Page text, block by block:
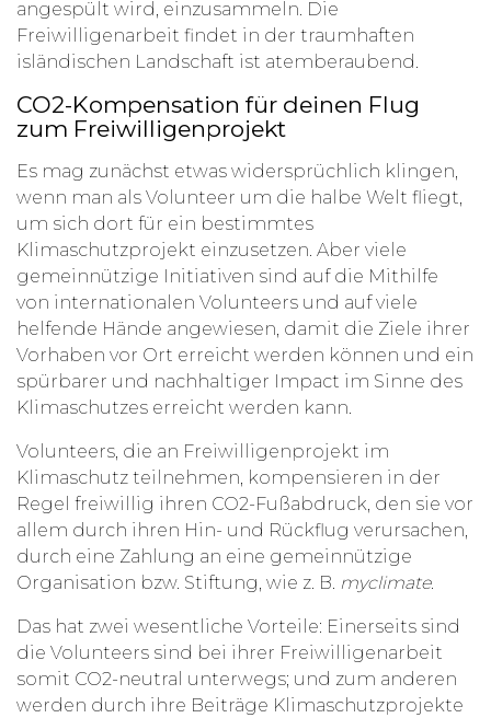
angespült wird, einzusammeln. Die
Freiwilligenarbeit findet in der traumhaften
isländischen Landschaft ist atemberaubend.
CO2-Kompensation für deinen Flug
zum Freiwilligenprojekt
Es mag zunächst etwas widersprüchlich klingen,
wenn man als Volunteer um die halbe Welt fliegt,
um sich dort für ein bestimmtes
Klimaschutzprojekt einzusetzen. Aber viele
gemeinnützige Initiativen sind auf die Mithilfe
von internationalen Volunteers und auf viele
helfende Hände angewiesen, damit die Ziele ihrer
Vorhaben vor Ort erreicht werden können und ein
spürbarer und nachhaltiger Impact im Sinne des
Klimaschutzes erreicht werden kann.
Volunteers, die an Freiwilligenprojekt im
Klimaschutz teilnehmen, kompensieren in der
Regel freiwillig ihren CO2-Fußabdruck, den sie vor
allem durch ihren Hin- und Rückflug verursachen,
durch eine Zahlung an eine gemeinnützige
Organisation bzw. Stiftung, wie z. B. myclimate.
Das hat zwei wesentliche Vorteile: Einerseits sind
die Volunteers sind bei ihrer Freiwilligenarbeit
somit CO2-neutral unterwegs; und zum anderen
werden durch ihre Beiträge Klimaschutzprojekte